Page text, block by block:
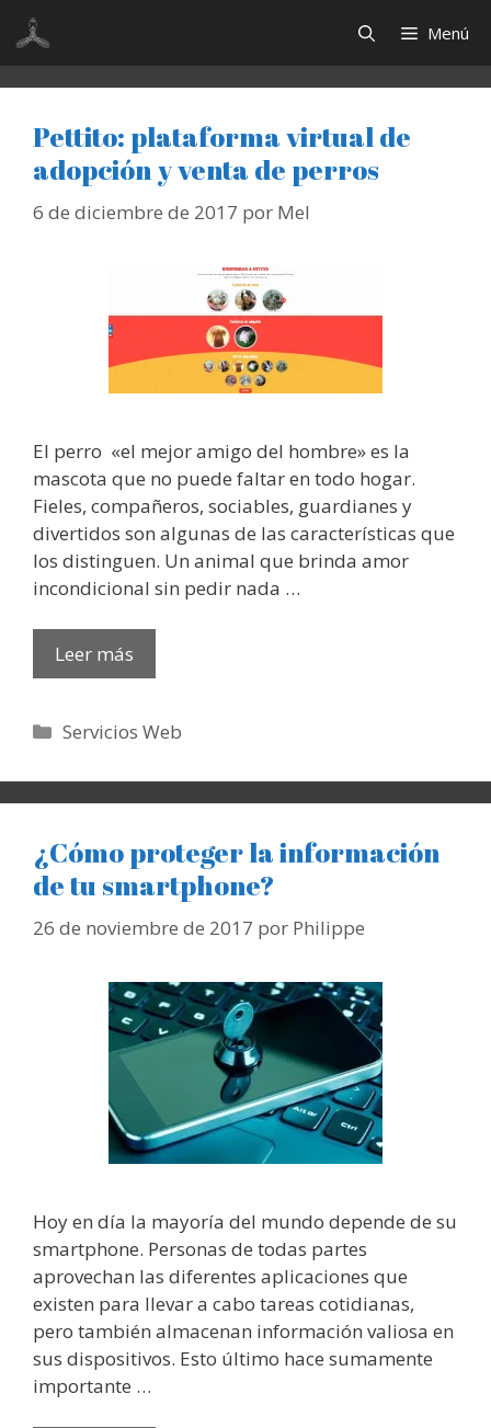
Saltar
contenido
Menú
Pettito: plataforma virtual de
adopción y venta de perros
6 de diciembre de 2017 por Mel
El perro «el mejor amigo del hombre» es la
mascota que no puede faltar en todo hogar.
Fieles, compañeros, sociables, guardianes y
divertidos son algunas de las características que
los distinguen. Un animal que brinda amor
incondicional sin pedir nada …
Leer más
Categorías
Servicios Web
¿Cómo proteger la información
de tu smartphone?
26 de noviembre de 2017 por Philippe
Hoy en día la mayoría del mundo depende de su
smartphone. Personas de todas partes
aprovechan las diferentes aplicaciones que
existen para llevar a cabo tareas cotidianas,
pero también almacenan información valiosa en
sus dispositivos. Esto último hace sumamente
importante …